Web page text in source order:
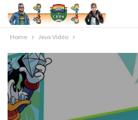
Home Jeux Vidéo